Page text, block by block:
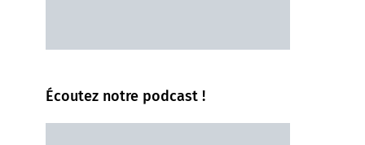
Écoutez notre podcast !